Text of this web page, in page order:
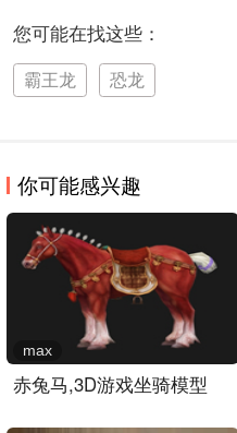
您可能在找这些：
霸王龙 恐龙
你可能感兴趣
赤兔马,3D游戏坐骑模型
max